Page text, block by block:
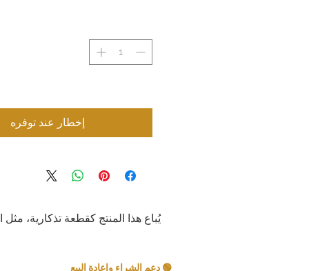
إخطار عند توفره
يُباع هذا المنتج كقطعة تذكارية،
🟢 دعم الشراء وإعادة البيع